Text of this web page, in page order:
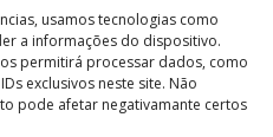
usamos tecnologias como
a informações do dispositivo.
permitirá processar dados, como
exclusivos neste site. Não
pode afetar negativamante certos